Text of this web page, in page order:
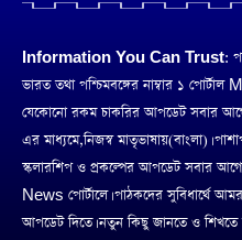
Information You Can Trust:
ভারত তথা পশ্চিমবঙ্গের নাম্বার ১
যেকোনো রকম চাকরির আপডেট সবার
এর মাধ্যমে,নিজস্ব মাতৃভাষায়(বাংলা)।
স্কলারশিপ ও প্রকল্পের আপডেট সবার
News পোর্টালে। পাঠকদের সুবিধার্থে
আপডেট দিতে। নতুন কিছু জানতে ও